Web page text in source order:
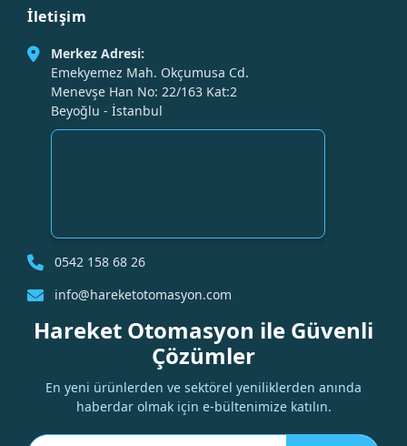
İletişim
Merkez Adresi:
Emekyemez Mah. Okçumusa Cd.
Menevşe Han No: 22/163 Kat:2
Beyoğlu - İstanbul
0542 158 68 26
info@hareketotomasyon.com
Hareket Otomasyon ile Güvenli
Çözümler
En yeni ürünlerden ve sektörel yeniliklerden anında
haberdar olmak için e-bültenimize katılın.